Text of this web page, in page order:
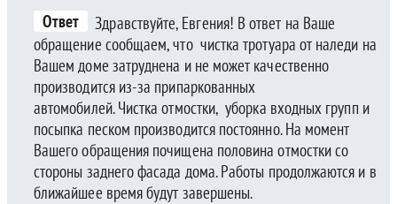
Ответ
Здравствуйте, Евгения! В ответ на Ваше
обращение сообщаем, что чистка тротуара от наледи на
Вашем доме затруднена и не может качественно
производится из-за припаркованных
автомобилей. Чистка отмостки, уборка входных групп и
посыпка песком производится постоянно. На момент
Вашего обращения почищена половина отмостки со
стороны заднего фасада дома. Работы продолжаются и в
ближайшее время будут завершены.